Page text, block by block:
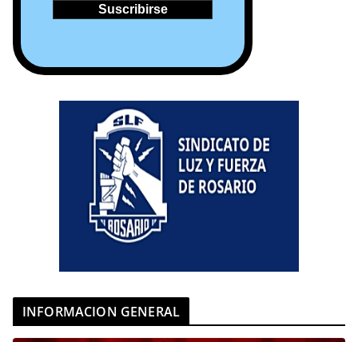
INFORMACION GENERAL